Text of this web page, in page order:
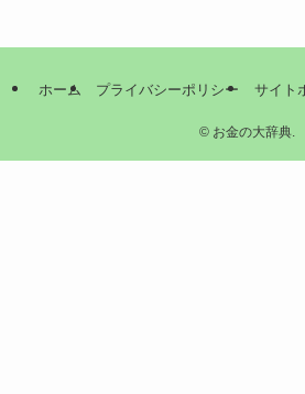
ホーム プライバシーポリシー サイト
©お金の大辞典.